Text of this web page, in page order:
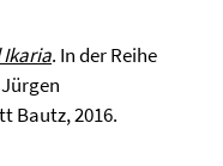
Ikaria. In der Reihe
Bautz, 2016.